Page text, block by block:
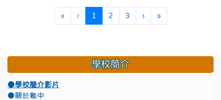
« ‹ 1 (目前頁次)
2 3 ›下一頁
»最後頁
學校簡介
●學校簡介影片
●關於龜中